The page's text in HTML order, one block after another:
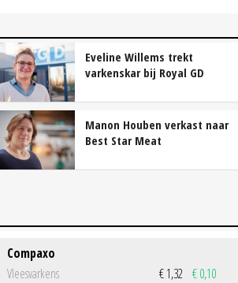
Eveline Willems trekt
varkenskar bij Royal GD
Manon Houben verkast naar
Best Star Meat
Compaxo
Vleesvarkens
€ 1,32 € 0,10